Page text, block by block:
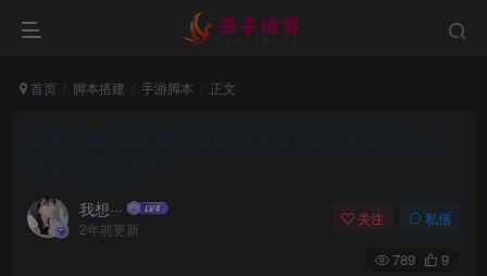
首页 脚本搭建 手游脚本 正文
我想···
2年前更新
关注 私信
789 9